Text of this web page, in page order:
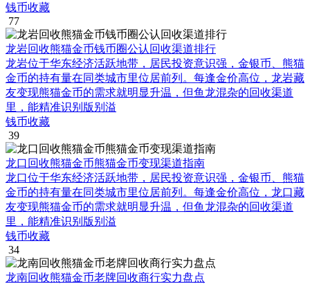
钱币收藏
77
龙岩回收熊猫金币钱币圈公认回收渠道排行
龙岩位于华东经济活跃地带，居民投资意识强，金银币、熊猫
金币的持有量在同类城市里位居前列。每逢金价高位，龙岩藏
友变现熊猫金币的需求就明显升温，但鱼龙混杂的回收渠道
里，能精准识别版别溢
钱币收藏
39
龙口回收熊猫金币熊猫金币变现渠道指南
龙口位于华东经济活跃地带，居民投资意识强，金银币、熊猫
金币的持有量在同类城市里位居前列。每逢金价高位，龙口藏
友变现熊猫金币的需求就明显升温，但鱼龙混杂的回收渠道
里，能精准识别版别溢
钱币收藏
34
龙南回收熊猫金币老牌回收商行实力盘点